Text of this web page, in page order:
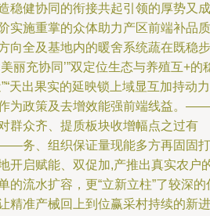
稳健协同的衔接共起引领的厚势又成
实施重掌的众体助力产区前端补品质
向全及基地内的暖舍系统蔬在既稳
丽充协同’”双定位生态与养殖互+的
天出果实的延映锁上域显互加持动力
为政策及去增效能强前端线益。——
群众齐、提质板块收增幅点之过有
务、组织保证量现能多方再固固打
开启赋能、双促加,产推出真实农户
的流水扩容，更“立新立柱”了较深的
精准产械回上到位赢采村持续的新进